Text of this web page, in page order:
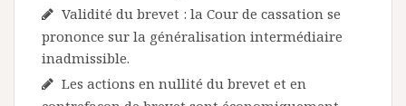
Validité du brevet : la Cour de cassation se
prononce sur la généralisation intermédiaire
inadmissible.
Les actions en nullité du brevet et en